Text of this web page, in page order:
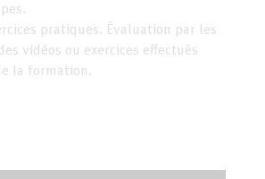
pratiques. Évaluation par les
vidéos ou exercices effectués
la formation.